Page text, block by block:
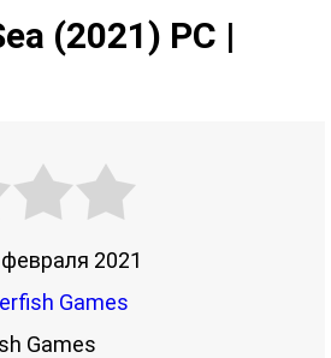
(2021) PC |
2021
Games
Games